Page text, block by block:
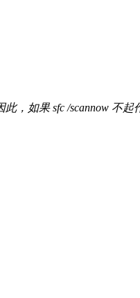
，如果 sfc /scannow 不起